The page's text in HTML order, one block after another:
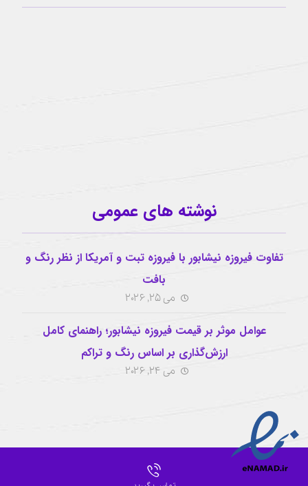
نوشته های عمومی
تفاوت فیروزه نیشابور با فیروزه تبت و آمریکا از نظر رنگ و
بافت
می 25, 2026
عوامل موثر بر قیمت فیروزه نیشابور؛ راهنمای کامل
ارزش‌گذاری بر اساس رنگ و تراکم
می 24, 2026
© © تمامی حقوق این سایت برای گوهر ناب محفوظ می باشد.